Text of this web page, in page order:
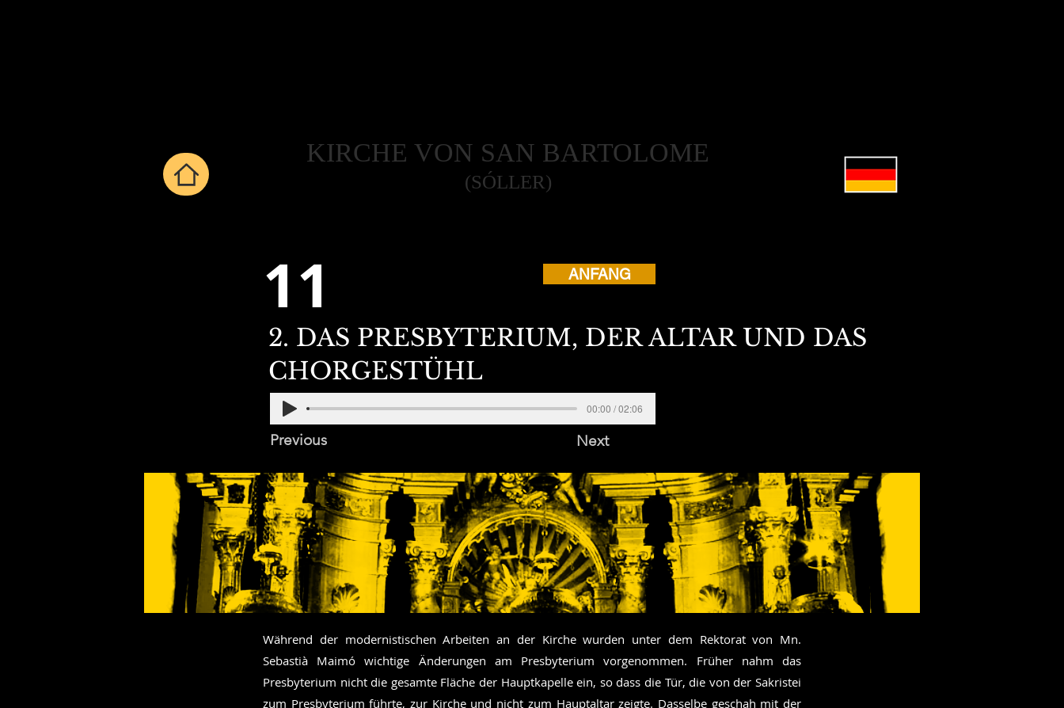
KIRCHE VON SAN BARTOLOME
(SÓLLER)
11 ANFANG
2. DAS PRESBYTERIUM, DER ALTAR UND DAS
CHORGESTÜHL
00:00 / 02:06
Previous Next
Während der modernistischen Arbeiten an der Kirche wurden unter dem Rektorat von Mn.
Sebastià Maimó wichtige Änderungen am Presbyterium vorgenommen. Früher nahm das
Presbyterium nicht die gesamte Fläche der Hauptkapelle ein, so dass die Tür, die von der Sakristei
zum Presbyterium führte, zur Kirche und nicht zum Hauptaltar zeigte. Dasselbe geschah mit der